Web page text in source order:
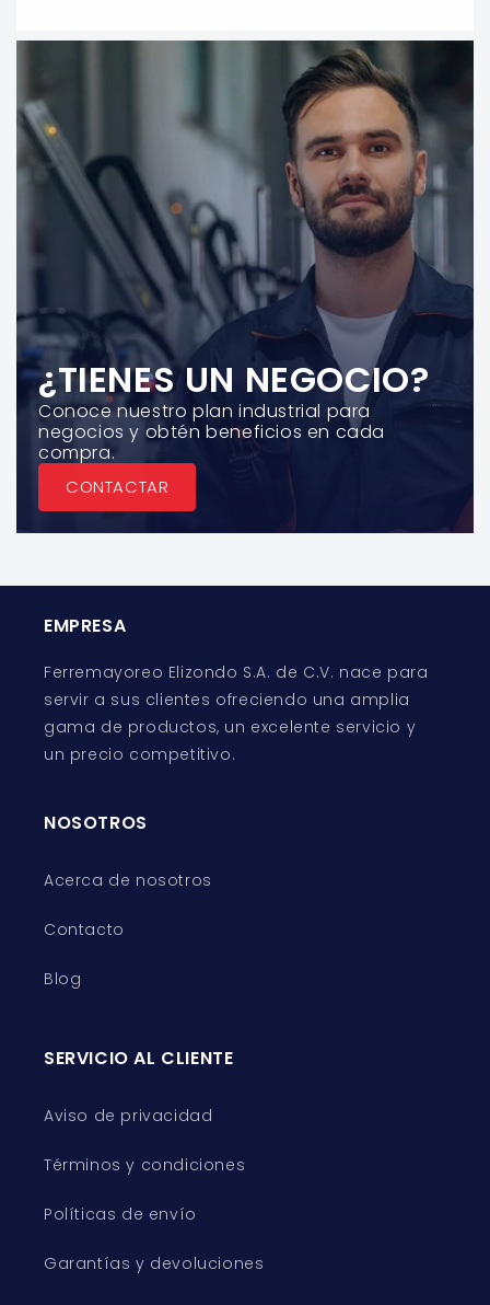
¿TIENES UN NEGOCIO?
Conoce nuestro plan industrial para
negocios y obtén beneficios en cada
compra.
CONTACTAR
EMPRESA
Ferremayoreo Elizondo S.A. de C.V. nace para
servir a sus clientes ofreciendo una amplia
gama de productos, un excelente servicio y
un precio competitivo.
NOSOTROS
Acerca de nosotros
Contacto
Blog
SERVICIO AL CLIENTE
Aviso de privacidad
Términos y condiciones
Políticas de envío
Garantías y devoluciones